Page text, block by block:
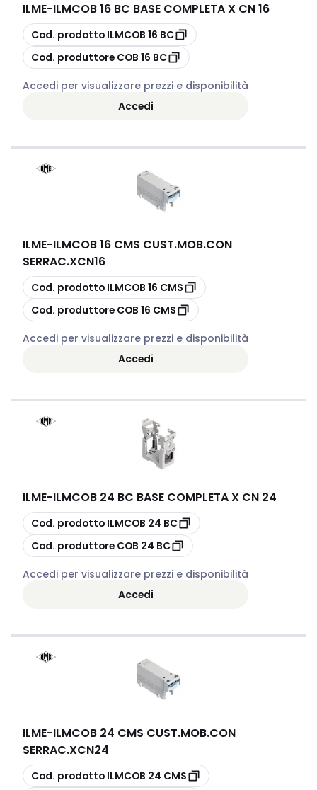
ILME-ILMCOB 16 BC BASE COMPLETA X CN 16
copia
Cod. prodotto ILMCOB 16 BC
copia
Cod. produttore COB 16 BC
Accedi per visualizzare prezzi e disponibilità
Accedi
ILME-ILMCOB 16 CMS CUST.MOB.CON
SERRAC.XCN16
copia
Cod. prodotto ILMCOB 16 CMS
copia
Cod. produttore COB 16 CMS
Accedi per visualizzare prezzi e disponibilità
Accedi
ILME-ILMCOB 24 BC BASE COMPLETA X CN 24
copia
Cod. prodotto ILMCOB 24 BC
copia
Cod. produttore COB 24 BC
Accedi per visualizzare prezzi e disponibilità
Accedi
ILME-ILMCOB 24 CMS CUST.MOB.CON
SERRAC.XCN24
copia
Cod. prodotto ILMCOB 24 CMS